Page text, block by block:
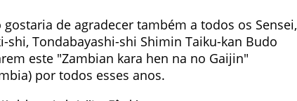
de agradecer também a todos os Sensei,
shi, Tondabayashi-shi Shimin Taiku-kan Budo
este "Zambian kara hen na no Gaijin"
por todos esses anos.